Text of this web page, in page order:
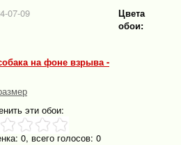
07-09
Цвета
обои:
эти обои:
0, всего голосов: 0